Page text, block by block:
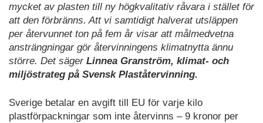
mycket av plasten till ny högkvalitativ råvara i stället för
att den förbränns. Att vi samtidigt halverat utsläppen
per återvunnet ton på fem år visar att målmedvetna
ansträngningar gör återvinningens klimatnytta ännu
större. Det sägerLinnea Granström, klimat- och
miljöstrateg på Svensk Plaståtervinning.
Sverige betalar en avgift till EU för varje kilo
plastförpackningar som inte återvinns – 9 kronor per